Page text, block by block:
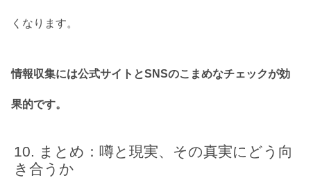
くなります。
情報収集には公式サイトとSNSのこまめなチェックが効
果的です。
まとめ：噂と現実、その真実にどう向
き合うか